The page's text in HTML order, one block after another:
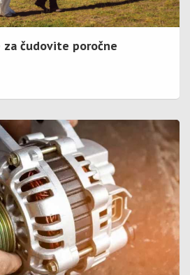
za čudovite poročne